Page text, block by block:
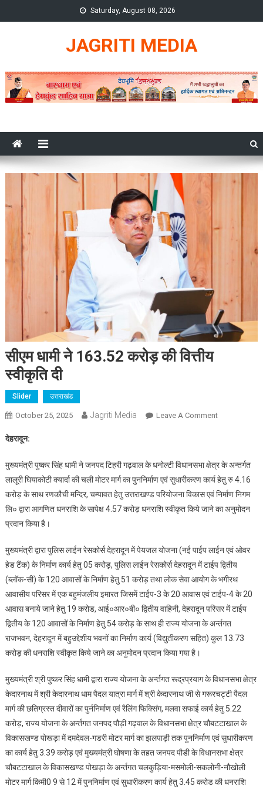
to
Saturday, August 08, 2026
JAGRITI MEDIA
सीएम धामी ने 163.52 करोड़ की वित्तीय
स्वीकृति दी
Slider उत्तराखंड
October 25, 2025 Jagriti Media Leave A CommentOn
163.52
करोड़
की
वित्तीय
देहरादून:
मुख्यमंत्री पुष्कर सिंह धामी ने जनपद टिहरी गढ़वाल के धनोल्टी विधानसभा क्षेत्र के अन्तर्गत
लालूरी घियाकोटी क्यार्दा की चली मोटर मार्ग का पुननिर्माण एवं सुधारीकरण कार्य हेतु रु 4.16
करोड़ के साथ रणकौची मन्दिर, चम्पावत हेतु उत्तराखण्ड परियोजना विकास एवं निर्माण निगम
लि० द्वारा आगणित धनराशि के सापेक्ष 4.57 करोड़ धनराशि स्वीकृत किये जाने का अनुमोदन
प्रदान किया है।
मुख्यमंत्री द्वारा पुलिस लाईन रेसकोर्स देहरादून में पेयजल योजना (नई पाईप लाईन एवं ओवर
हेड टैंक) के निर्माण कार्य हेतु 05 करोड़, पुलिस लाईन रेसकोर्स देहरादून में टाईप द्वितीय
(ब्लॉक-सी) के 120 आवासों के निर्माण हेतु 51 करोड़ तथा लोक सेवा आयोग के भगीरथ
आवासीय परिसर में एक बहुमंजलीय इमारत जिसमें टाईप-3 के 20 आवास एवं टाईप-4 के 20
आवास बनाये जाने हेतु 19 करोड, आई०आर०बी० द्वितीय वाहिनी, देहरादून परिसर में टाईप
द्वितीय के 120 आवासों के निर्माण हेतु 54 करोड़ के साथ ही राज्य योजना के अर्न्तगत
राजभवन, देहरादून में बहुउद्देशीय भवनों का निर्माण कार्य (विद्युतीकरण सहित) कुल 13.73
करोड़ की धनराशि स्वीकृत किये जाने का अनुमोदन प्रदान किया गया है।
मुख्यमंत्री श्री पुष्कर सिंह धामी द्वारा राज्य योजना के अर्न्तगत रूद्रप्रयाग के विधानसभा क्षेत्र
केदारनाथ में श्री केदारनाथ धाम पैदल यात्रा मार्ग में श्री केदारनाथ जी से गरूरचट्टी पैदल
मार्ग की छतिग्रस्त दीवारों का पुर्ननिर्माण एवं रैलिंग फिक्सिंग, मलवा सफाई कार्य हेतु 5.22
करोड़, राज्य योजना के अर्न्तगत जनपद पौड़ी गढ़वाल के विधानसभा क्षेत्र चौबटटाखाल के
विकासखण्ड पोखड़ा में दमदेवल-गडरी मोटर मार्ग का झलपाड़ी तक पुननिर्माण एवं सुधारीकरण
का कार्य हेतु 3.39 करोड़ एवं मुख्यमंत्री घोषणा के तहत जनपद पौडी के विधानसभा क्षेत्र
चौबटटाखाल के विकासखण्ड पोखड़ा के अर्न्तगत चलकुड़िया-मसमोली-सकलोनी-नौखोली
मोटर मार्ग किमी0 9 से 12 में पुननिर्माण एवं सुधारीकरण कार्य हेतु 3.45 करोड की धनराशि